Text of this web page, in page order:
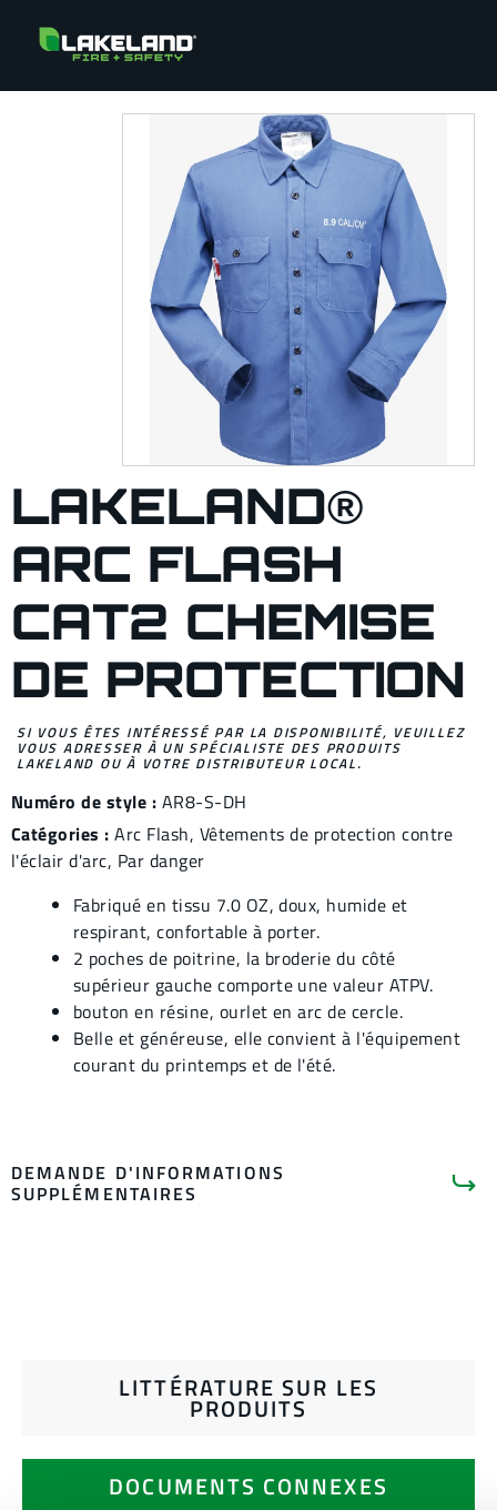
LAKELAND®
ARC FLASH
CAT2 CHEMISE
DE PROTECTION
SI VOUS ÊTES INTÉRESSÉ PAR LA DISPONIBILITÉ, VEUILLEZ
VOUS ADRESSER À UN SPÉCIALISTE DES PRODUITS
LAKELAND OU À VOTRE DISTRIBUTEUR LOCAL.
Numéro de style : AR8-S-DH
Catégories : Arc Flash, Vêtements de protection contre
l'éclair d'arc, Par danger
Fabriqué en tissu 7.0 OZ, doux, humide et
respirant, confortable à porter.
2 poches de poitrine, la broderie du côté
supérieur gauche comporte une valeur ATPV.
bouton en résine, ourlet en arc de cercle.
Belle et généreuse, elle convient à l'équipement
courant du printemps et de l'été.
DEMANDE D'INFORMATIONS
SUPPLÉMENTAIRES
LITTÉRATURE SUR LES
PRODUITS
DOCUMENTS CONNEXES